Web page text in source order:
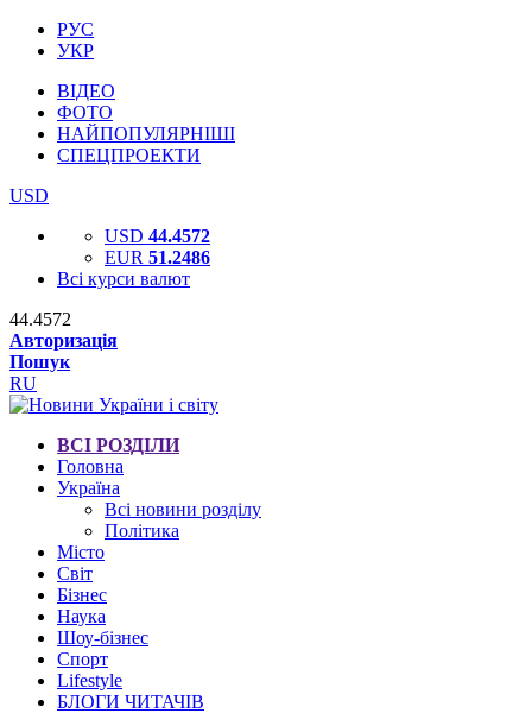
РУС
УКР
ВІДЕО
ФОТО
НАЙПОПУЛЯРНІШІ
СПЕЦПРОЕКТИ
USD
USD 44.4572
EUR 51.2486
Всі курси валют
44.4572
Авторизація
Пошук
RU
ВСІ РОЗДІЛИ
Головна
Україна
Всі новини розділу
Політика
Місто
Світ
Бізнес
Наука
Шоу-бізнес
Спорт
Lifestyle
БЛОГИ ЧИТАЧІВ